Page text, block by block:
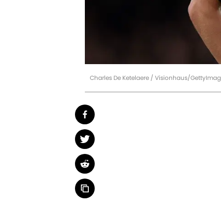
Charles De Ketelaere / Visionhaus/